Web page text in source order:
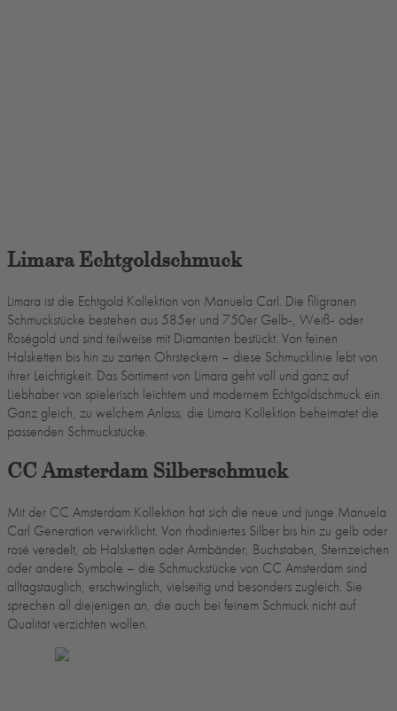
Limara Echtgoldschmuck
Limara ist die Echtgold Kollektion von Manuela Carl. Die filigranen
Schmuckstücke bestehen aus 585er und 750er Gelb-, Weiß- oder
Roségold und sind teilweise mit Diamanten bestückt. Von feinen
Halsketten bis hin zu zarten Ohrsteckern – diese Schmucklinie lebt von
ihrer Leichtigkeit. Das Sortiment von Limara geht voll und ganz auf
Liebhaber von spielerisch leichtem und modernem Echtgoldschmuck ein.
Ganz gleich, zu welchem Anlass, die Limara Kollektion beheimatet die
passenden Schmuckstücke.
CC Amsterdam Silberschmuck
Mit der CC Amsterdam Kollektion hat sich die neue und junge Manuela
Carl Generation verwirklicht. Von rhodiniertes Silber bis hin zu gelb oder
rosé veredelt, ob Halsketten oder Armbänder, Buchstaben, Sternzeichen
oder andere Symbole – die Schmuckstücke von CC Amsterdam sind
alltagstauglich, erschwinglich, vielseitig und besonders zugleich. Sie
sprechen all diejenigen an, die auch bei feinem Schmuck nicht auf
Qualität verzichten wollen.